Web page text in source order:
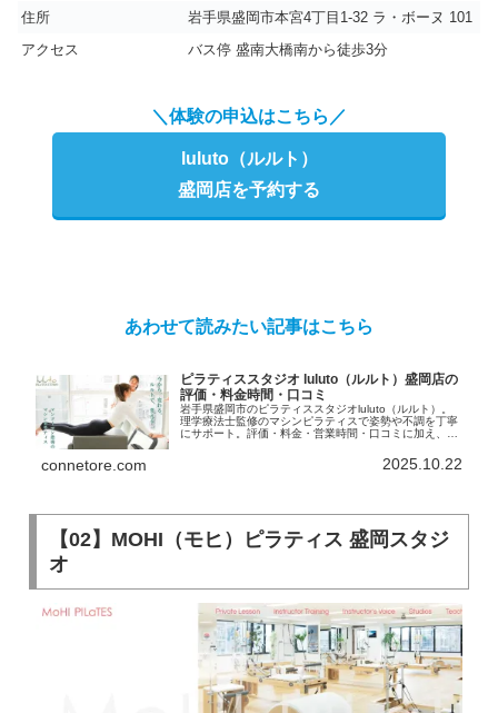
住所
岩手県盛岡市本宮4丁目1-32 ラ・ボーヌ 101
アクセス
バス停 盛南大橋南から徒歩3分
＼体験の申込はこちら／
luluto（ルルト）
盛岡店を予約する
あわせて読みたい記事はこちら
ピラティススタジオ luluto（ルルト）盛岡店の
評価・料金時間・口コミ
岩手県盛岡市のピラティススタジオluluto（ルルト）。
理学療法士監修のマシンピラティスで姿勢や不調を丁寧
にサポート。評価・料金・営業時間・口コミに加え、初
connetore.com 2025.10.22
【02】MOHI（モヒ）ピラティス 盛岡スタジ
オ